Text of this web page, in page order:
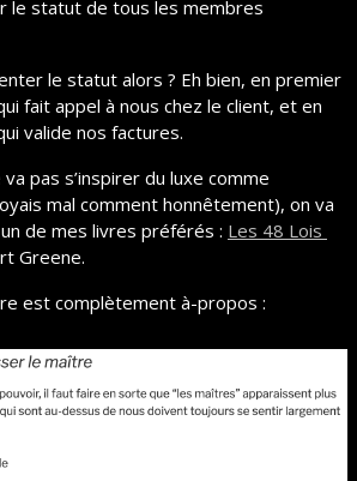
le statut de tous les membres
le statut alors ? Eh bien, en premier
fait appel à nous chez le client, et en
valide nos factures.
pas s’inspirer du luxe comme
mal comment honnêtement), on va
de mes livres préférés : Les 48 Lois
Greene.
est complètement à-propos :